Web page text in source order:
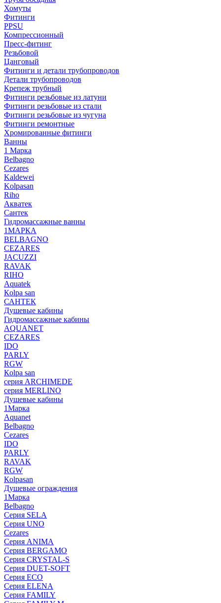
Хомуты
Фитинги
PPSU
Компрессионный
Пресс-фитинг
Резьбовой
Цанговый
Фитинги и детали трубопроводов
Детали трубопроводов
Крепеж трубный
Фитинги резьбовые из латуни
Фитинги резьбовые из стали
Фитинги резьбовые из чугуна
Фитинги ремонтные
Хромированные фитинги
Ванны
1 Марка
Belbagno
Cezares
Kaldewei
Kolpasan
Riho
Акватек
Сантек
Гидромассажные ванны
1МАРКА
BELBAGNO
CEZARES
JACUZZI
RAVAK
RIHO
Аquatek
Кolpa san
САНТЕК
Душевые кабины
Гидромассажные кабины
AQUANET
CEZARES
IDO
PARLY
RGW
Кolpa san
серия ARCHIMEDE
серия MERLINO
Душевые кабины
1Марка
Aquanet
Belbagno
Cezares
IDO
PARLY
RAVAK
RGW
Кolpasan
Душевые ограждения
1Марка
Belbagno
Серия SELA
Серия UNO
Cezares
Серия ANIMA
Серия BERGAMO
Серия CRYSTAL-S
Серия DUET-SOFT
Серия ECO
Серия ELENA
Серия FAMILY